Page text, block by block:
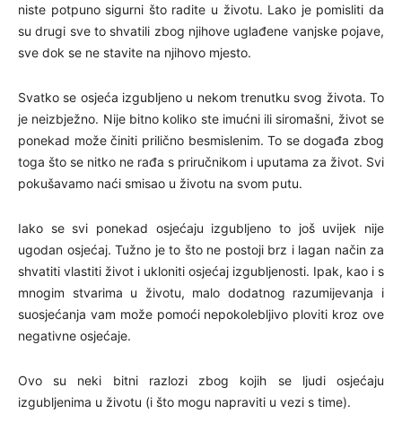
niste potpuno sigurni što radite u životu. Lako je pomisliti da
su drugi sve to shvatili zbog njihove uglađene vanjske pojave,
sve dok se ne stavite na njihovo mjesto.
Svatko se osjeća izgubljeno u nekom trenutku svog života. To
je neizbježno. Nije bitno koliko ste imućni ili siromašni, život se
ponekad može činiti prilično besmislenim. To se događa zbog
toga što se nitko ne rađa s priručnikom i uputama za život. Svi
pokušavamo naći smisao u životu na svom putu.
Iako se svi ponekad osjećaju izgubljeno to još uvijek nije
ugodan osjećaj. Tužno je to što ne postoji brz i lagan način za
shvatiti vlastiti život i ukloniti osjećaj izgubljenosti. Ipak, kao i s
mnogim stvarima u životu, malo dodatnog razumijevanja i
suosjećanja vam može pomoći nepokolebljivo ploviti kroz ove
negativne osjećaje.
Ovo su neki bitni razlozi zbog kojih se ljudi osjećaju
izgubljenima u životu (i što mogu napraviti u vezi s time).